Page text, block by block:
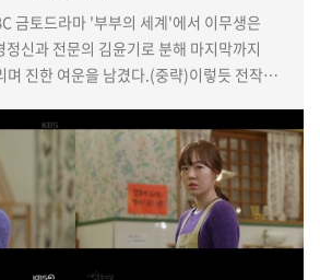
금토드라마 '부부의 세계'에서 이무생은
정신과 전문의 김윤기로 분해 마지막까지
며 진한 여운을 남겼다.(중략)이렇듯 전작인
다른 색깔로 성공적인 연기 변신을 알린
우를 향해 변치 않는 마음을 건네며 전무후무
을 알린 그가 '부부의 세계'를 통해 '인생캐'의
윤기'를 떠나보냈다.이무생은 "지금까지
'부부의 세계'를…